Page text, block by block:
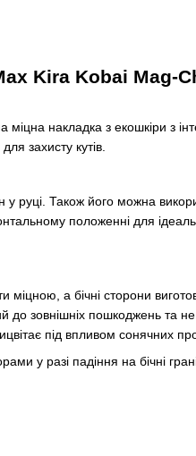
Kira Kobai Mag-
накладка з екошкіри з
захисту кутів.
руці. Також його можна
положенні для
а бічні сторони
до зовнішніх пошкоджень та не
під впливом сонячних
у разі падіння на бічні